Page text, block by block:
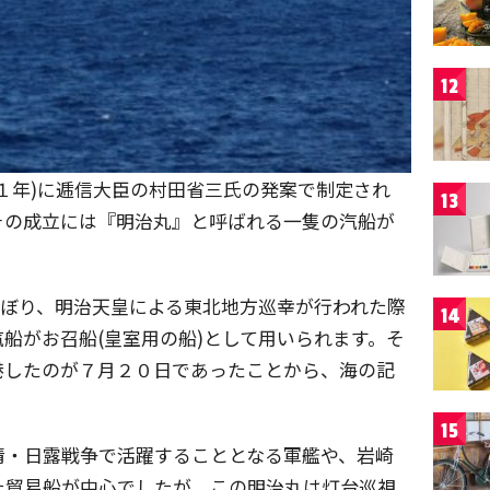
)に逓信大臣の村田省三氏の発案で制定され
成立には『明治丸』と呼ばれる一隻の汽船が
り、明治天皇による東北地方巡幸が行われた際
がお召船(皇室用の船)として用いられます。そ
たのが７月２０日であったことから、海の記
日露戦争で活躍することとなる軍艦や、岩崎
12
13
14
15